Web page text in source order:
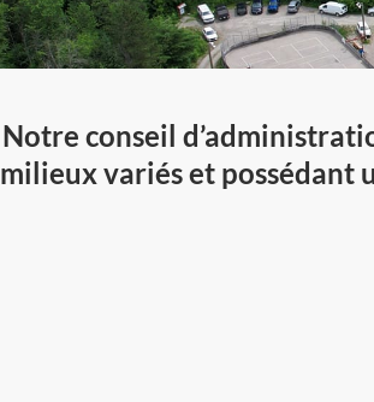
Notre conseil
milieux variés et possédant